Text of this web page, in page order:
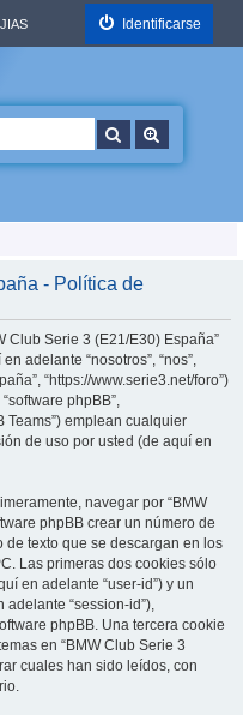
Identificarse
Buscar
- Política de
Club Serie 3 (E21/E30) España”
adelante “nosotros”, “nos”,
“https://www.serie3.net/foro”)
phpBB”,
Teams”) emplean cualquier
de uso por usted (de aquí en
navegar por “BMW
phpBB crear un número de
texto que se descargan en los
Las primeras dos cookies sólo
en adelante “user-id”) y un
“session-id”),
phpBB. Una tercera cookie
en “BMW Club Serie 3
cuales han sido leídos, con